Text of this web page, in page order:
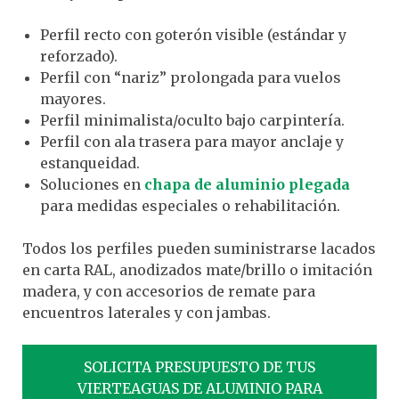
Perfil recto con goterón visible (estándar y
reforzado).
Perfil con “nariz” prolongada para vuelos
mayores.
Perfil minimalista/oculto bajo carpintería.
Perfil con ala trasera para mayor anclaje y
estanqueidad.
Soluciones en chapa de aluminio plegada
para medidas especiales o rehabilitación.
Todos los perfiles pueden suministrarse lacados
en carta RAL, anodizados mate/brillo o imitación
madera, y con accesorios de remate para
encuentros laterales y con jambas.
SOLICITA PRESUPUESTO DE TUS
VIERTEAGUAS DE ALUMINIO PARA